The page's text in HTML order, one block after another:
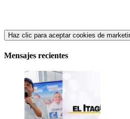
Haz clic para aceptar cookies de
Mensajes recientes